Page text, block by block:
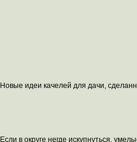
Новые идеи качелей для дачи,
Если в округе негде искупнуться,